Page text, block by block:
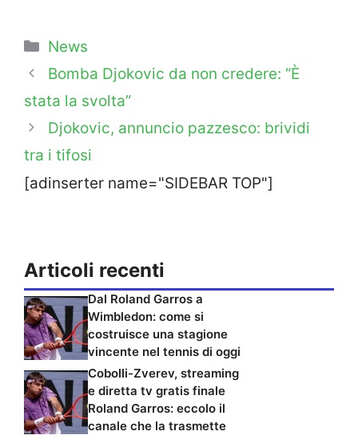
Categorie
News
Bomba Djokovic da non credere: “È
stata la svolta”
Djokovic, annuncio pazzesco: brividi
tra i tifosi
[adinserter name="SIDEBAR TOP"]
Articoli recenti
Dal Roland Garros a
Wimbledon: come si
costruisce una stagione
vincente nel tennis di oggi
Cobolli-Zverev, streaming
e diretta tv gratis finale
Roland Garros: eccolo il
canale che la trasmette